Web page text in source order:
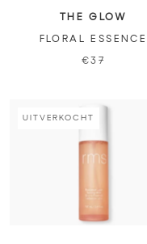
THE GLOW
FLORAL ESSENCE
€37
UITVERKOCHT